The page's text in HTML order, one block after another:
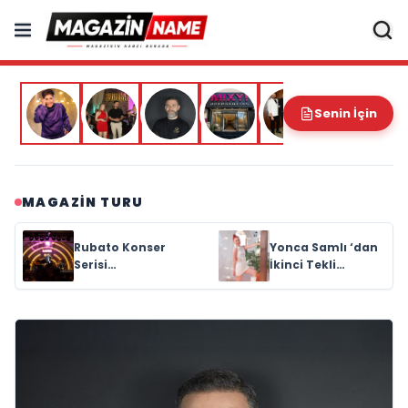
Senin İçin
MAGAZIN TURU
Yonca Samlı ‘dan
İkinci Tekli
yayımlandı
Özlem Ceylan'dan
Yeni Hit:
"Duymuyorsun